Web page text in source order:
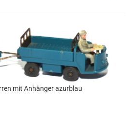
mit An­hän­ger azur­blau